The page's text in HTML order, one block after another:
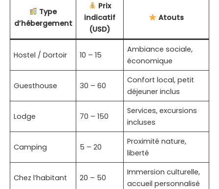
Type
d’hébergement
Prix
indicatif
(USD)
Atouts
Hostel / Dortoir 10 – 15
Ambiance sociale,
économique
Guesthouse 30 – 60
Confort local, petit
déjeuner inclus
Lodge 70 – 150
Services, excursions
incluses
Camping 5 – 20
Proximité nature,
liberté
Chez l’habitant 20 – 50
Immersion culturelle,
accueil personnalisé